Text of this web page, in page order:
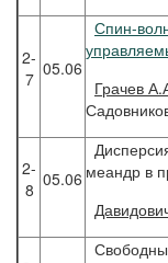
2-
7 05.06
Спин-
Грачев
2-
8 05.06 меандр в